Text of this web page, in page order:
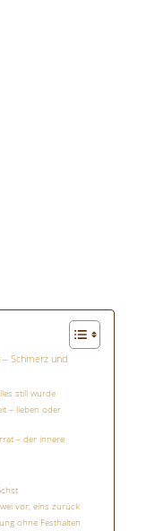
Schmerz und
still wurde
– lieben oder
– der innere
vor, eins zurück
ohne Festhalten